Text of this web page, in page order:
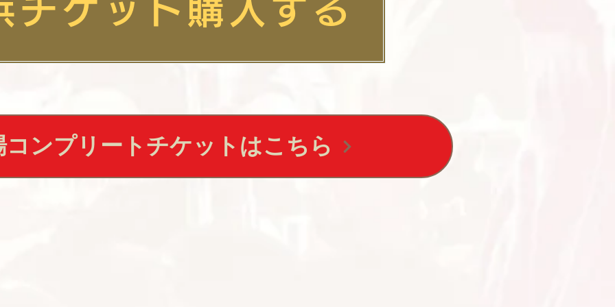
チケット購入する
コンプリートチケットはこちら